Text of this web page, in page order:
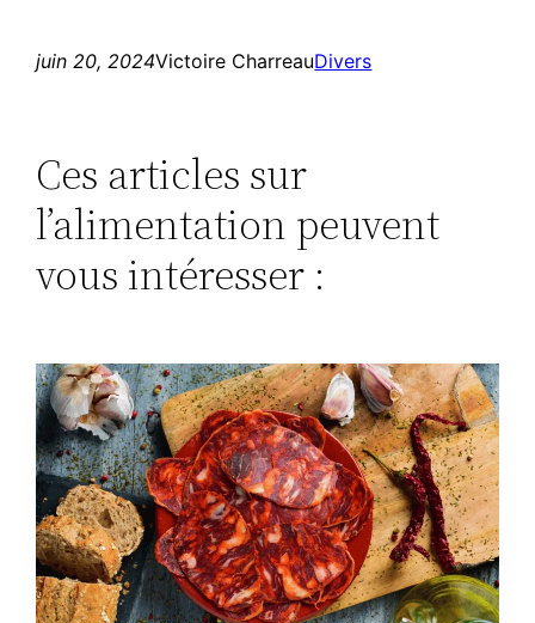
juin 20, 2024Victoire CharreauDivers
Ces articles sur
l’alimentation peuvent
vous intéresser :